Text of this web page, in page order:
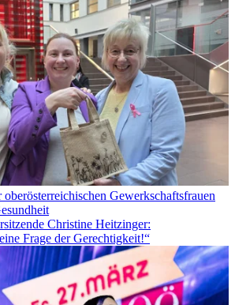
Gewerkschaftsfrauen
Christine Heitzinger:
Frage der Gerechtigkeit!“